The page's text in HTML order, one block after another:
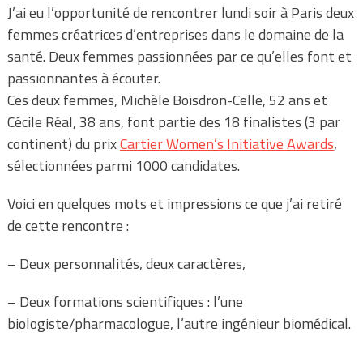
J’ai eu l’opportunité de rencontrer lundi soir à Paris deux
femmes créatrices d’entreprises dans le domaine de la
santé. Deux femmes passionnées par ce qu’elles font et
passionnantes à écouter.
Ces deux femmes, Michèle Boisdron-Celle, 52 ans et
Cécile Réal, 38 ans, font partie des 18 finalistes (3 par
continent) du prixCartier Women’s Initiative Awards,
sélectionnées parmi 1000 candidates.
Voici en quelques mots et impressions ce que j’ai retiré
de cette rencontre :
– Deux personnalités, deux caractères,
– Deux formations scientifiques : l’une
biologiste/pharmacologue, l’autre ingénieur biomédical.